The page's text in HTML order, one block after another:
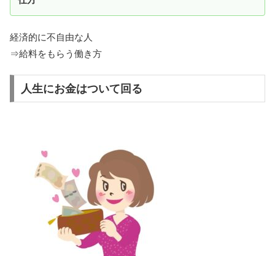
経済的に不自由な人
⇒給料をもらう働き方
人生にお金はついて回る